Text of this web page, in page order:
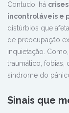
Contudo, há
incontroláveis e
distúrbios que
de preocupação
inquietação.
traumático, fobias,
síndrome do
Sinais que